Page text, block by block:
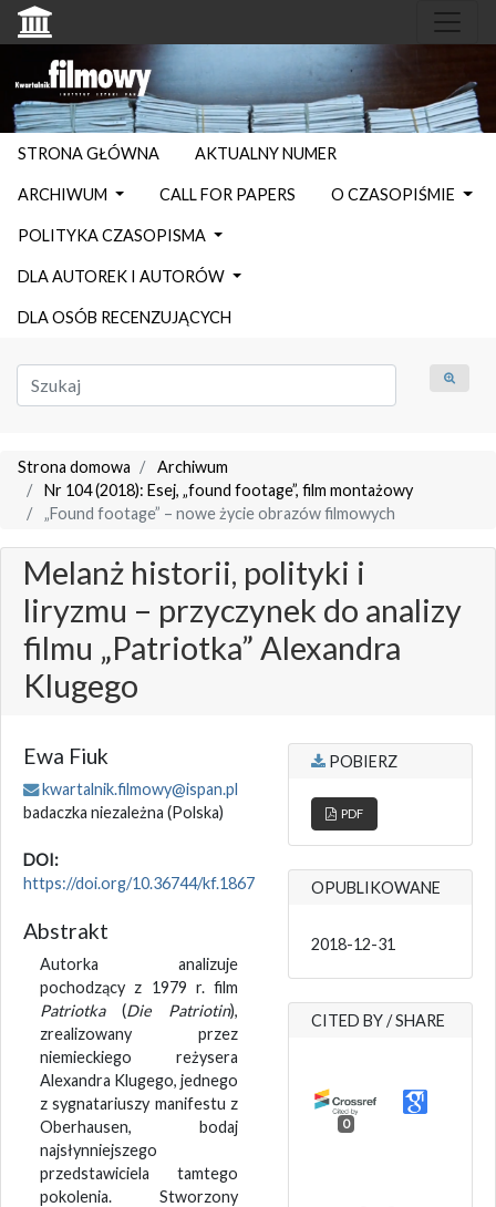
STRONA GŁÓWNA AKTUALNY NUMER
ARCHIWUM CALL FOR PAPERS O CZASOPIŚMIE
POLITYKA CZASOPISMA
DLA AUTOREK I AUTORÓW
DLA OSÓB RECENZUJĄCYCH
Strona domowa
Archiwum
Nr 104 (2018): Esej, „found footage”, film montażowy
„Found footage” – nowe życie obrazów filmowych
Melanż historii, polityki i
liryzmu – przyczynek do analizy
filmu „Patriotka” Alexandra
Klugego
Ewa Fiuk
kwartalnik.filmowy@ispan.pl
badaczka niezależna (Polska)
DOI:
https://doi.org/10.36744/kf.1867
Abstrakt
Autorka analizuje
pochodzący z 1979 r. film
Patriotka(Die Patriotin),
zrealizowany przez
niemieckiego reżysera
Alexandra Klugego, jednego
z sygnatariuszy manifestu z
Oberhausen, bodaj
najsłynniejszego
przedstawiciela tamtego
pokolenia. Stworzony
POBIERZ
PDF
OPUBLIKOWANE
2018-12-31
CITED BY / SHARE
0